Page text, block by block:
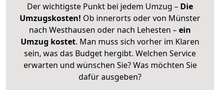
Der wichtigste Punkt bei jedem Umzug – Die
Umzugskosten! Ob innerorts oder von Münster
nach Westhausen oder nach Lehesten –ein
Umzug kostet. Man muss sich vorher im Klaren
sein, was das Budget hergibt. Welchen Service
erwarten und wünschen Sie? Was möchten Sie
dafür ausgeben?